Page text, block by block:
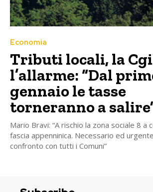
Economia
Tributi locali, la
l’allarme: “Dal
gennaio le tasse
torneranno a
Mario Bravi: “A rischio la zona sociale 8 a
fascia appenninica. Necessario ed
confronto con tutti i Comuni”